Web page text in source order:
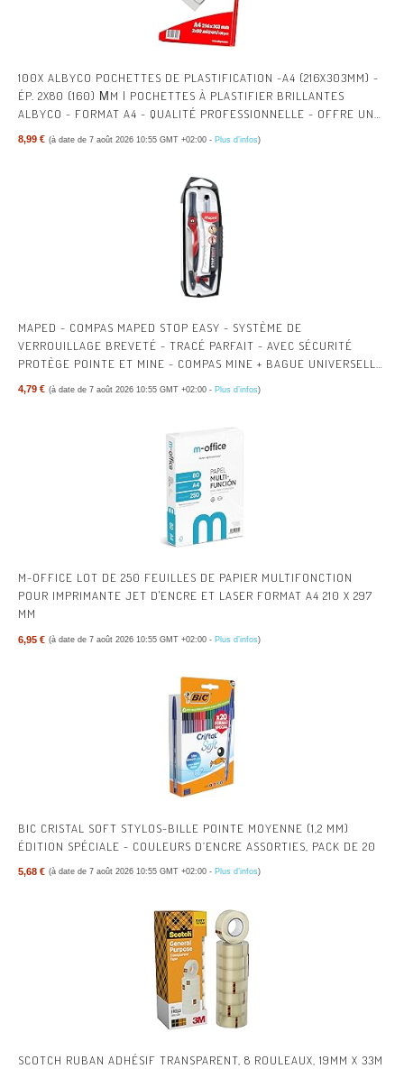
100X ALBYCO POCHETTES DE PLASTIFICATION -A4 (216X303MM) -
ÉP. 2X80 (160) ΜM | POCHETTES À PLASTIFIER BRILLANTES
ALBYCO - FORMAT A4 - QUALITÉ PROFESSIONNELLE - OFFRE UNE
8,99 € (à date de 7 août 2026 10:55 GMT +02:00 - Plus d’infos)
MAPED - COMPAS MAPED STOP EASY - SYSTÈME DE
VERROUILLAGE BREVETÉ - TRACÉ PARFAIT - AVEC SÉCURITÉ
PROTÈGE POINTE ET MINE - COMPAS MINE + BAGUE UNIVERSELLE
4,79 € (à date de 7 août 2026 10:55 GMT +02:00 - Plus d’infos)
M-OFFICE LOT DE 250 FEUILLES DE PAPIER MULTIFONCTION
POUR IMPRIMANTE JET D'ENCRE ET LASER FORMAT A4 210 X 297
MM
6,95 € (à date de 7 août 2026 10:55 GMT +02:00 - Plus d’infos)
BIC CRISTAL SOFT STYLOS-BILLE POINTE MOYENNE (1,2 MM)
ÉDITION SPÉCIALE - COULEURS D’ENCRE ASSORTIES, PACK DE 20
5,68 € (à date de 7 août 2026 10:55 GMT +02:00 - Plus d’infos)
SCOTCH RUBAN ADHÉSIF TRANSPARENT, 8 ROULEAUX, 19MM X 33M